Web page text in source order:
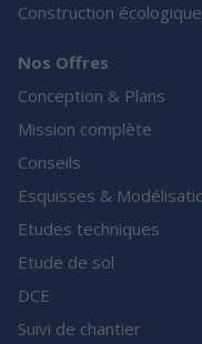
Construction écologique
Nos Offres
Conception & Plans
Mission complète
Conseils
Esquisses &
Etudes techniques
Etude de sol
DCE
Suivi de chantier